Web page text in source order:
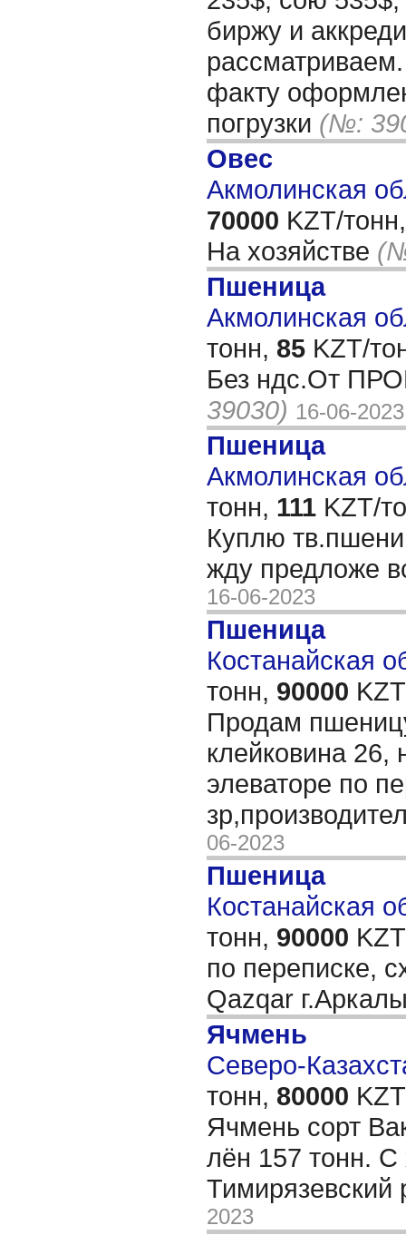
биржу и
факту
погрузки (№:
Овес
Акмолинская
70000 KZT/тонн,
На хозяйстве
Пшеница
Акмолинская
тонн, 85 KZT/
Без ндс.От
39030) 16-06-2023
Пшеница
Акмолинская
тонн, 111 KZT/
Куплю
жду предложе
16-06-2023
Пшеница
Костанайская
тонн, 90000
Продам
клейковина 26,
элеваторе по
06-2023
Пшеница
Костанайская
тонн, 90000
по переписке,
Qazqar
Ячмень
Северо-
тонн, 80000
Ячмень сорт
лён 157 тонн. С
Тимирязевский
2023